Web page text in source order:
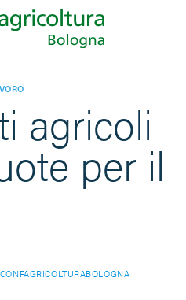
agricoli
per il
CONFAGRICOLTURABOLOGNA